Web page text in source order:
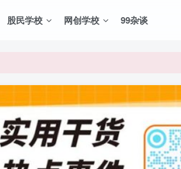
股民学校 网创学校 99杂谈
源，炒股教程、创业教程、网络营销教程、